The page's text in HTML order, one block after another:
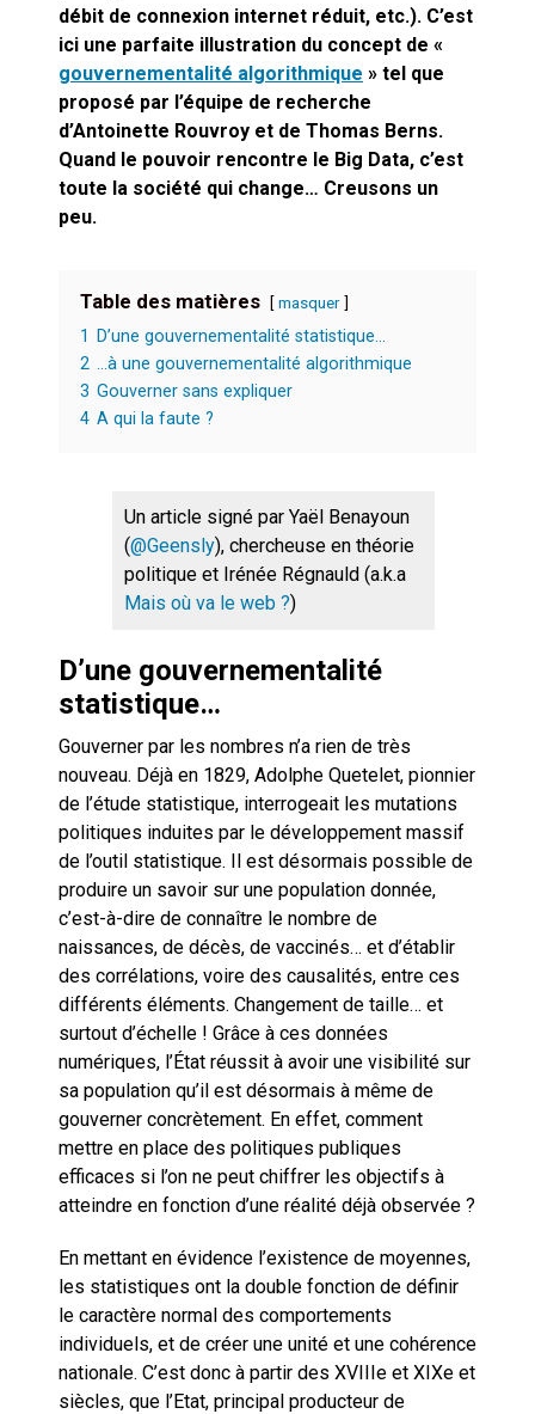
débit de connexion internet réduit, etc.). C’est
ici une parfaite illustration du concept de «
gouvernementalité algorithmique » tel que
proposé par l’équipe de recherche
d’Antoinette Rouvroy et de Thomas Berns.
Quand le pouvoir rencontre le Big Data, c’est
toute la société qui change… Creusons un
peu.
Table des matières masquer
1
D’une gouvernementalité statistique…
2 …à une gouvernementalité algorithmique
3 Gouverner sans expliquer
4 A qui la faute ?
Un article signé par Yaël Benayoun
(@Geensly), chercheuse en théorie
politique et Irénée Régnauld (a.k.a
Mais où va le web ?)
D’une gouvernementalité
statistique…
Gouverner par les nombres n’a rien de très
nouveau. Déjà en 1829, Adolphe Quetelet, pionnier
de l’étude statistique, interrogeait les mutations
politiques induites par le développement massif
de l’outil statistique. Il est désormais possible de
produire un savoir sur une population donnée,
c’est-à-dire de connaître le nombre de
naissances, de décès, de vaccinés… et d’établir
des corrélations, voire des causalités, entre ces
différents éléments. Changement de taille… et
surtout d’échelle ! Grâce à ces données
numériques, l’État réussit à avoir une visibilité sur
sa population qu’il est désormais à même de
gouverner concrètement. En effet, comment
mettre en place des politiques publiques
efficaces si l’on ne peut chiffrer les objectifs à
atteindre en fonction d’une réalité déjà observée ?
En mettant en évidence l’existence de moyennes,
les statistiques ont la double fonction de définir
le caractère normal des comportements
individuels, et de créer une unité et une cohérence
nationale. C’est donc à partir des XVIIIe et XIXe et
siècles, que l’Etat, principal producteur de